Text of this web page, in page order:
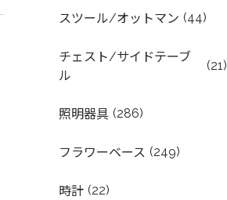
スツール/オットマン (44)
チェスト/サイドテーブ
ル
(21)
照明器具 (286)
フラワーベース (249)
時計 (22)